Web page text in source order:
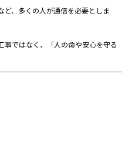
ど、多くの人が通信を必要としま
事ではなく、「人の命や安心を守る